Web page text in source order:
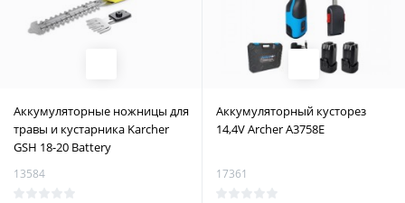
Аккумуляторные ножницы для
травы и кустарника Karcher
GSH 18-20 Battery
13584
Аккумуляторный кусторез
14,4V Archer A3758E
17361